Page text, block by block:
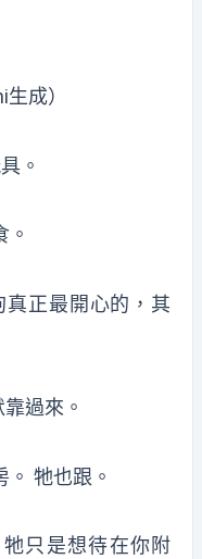
成）
。
正最開心的，其
過來。
牠也跟。
只是想待在你附